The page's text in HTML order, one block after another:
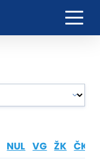
NUL VG ŽK ČK